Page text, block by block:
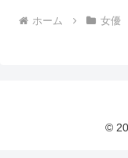
ホーム 女優
©